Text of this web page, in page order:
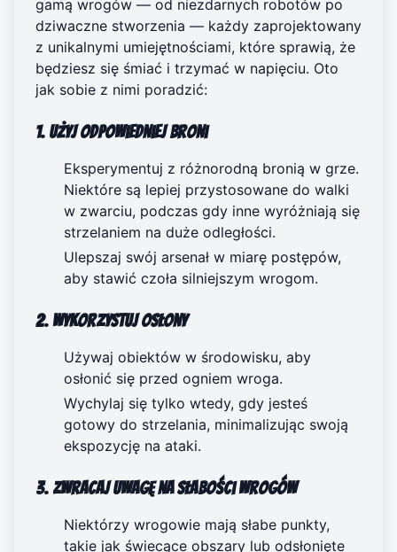
gamą wrogów — od niezdarnych robotów po
dziwaczne stworzenia — każdy zaprojektowany
z unikalnymi umiejętnościami, które sprawią, że
będziesz się śmiać i trzymać w napięciu. Oto
jak sobie z nimi poradzić:
1. Użyj odpowiedniej broni
Eksperymentuj z różnorodną bronią w grze.
Niektóre są lepiej przystosowane do walki
w zwarciu, podczas gdy inne wyróżniają się
strzelaniem na duże odległości.
Ulepszaj swój arsenał w miarę postępów,
aby stawić czoła silniejszym wrogom.
2. Wykorzystuj osłony
Używaj obiektów w środowisku, aby
osłonić się przed ogniem wroga.
Wychylaj się tylko wtedy, gdy jesteś
gotowy do strzelania, minimalizując swoją
ekspozycję na ataki.
3. Zwracaj uwagę na słabości wrogów
Niektórzy wrogowie mają słabe punkty,
takie jak świecące obszary lub odsłonięte